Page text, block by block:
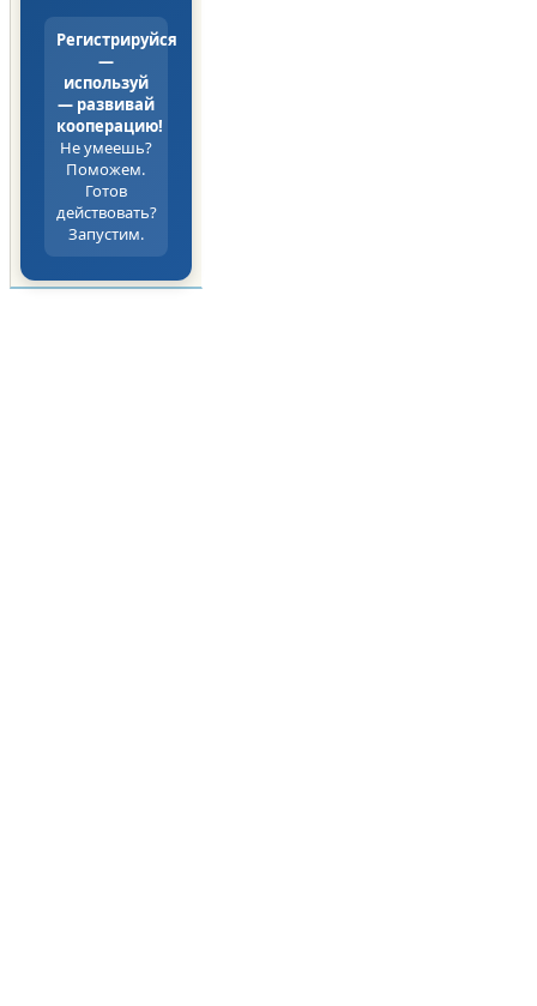
Регистрируйся
—
используй
— развивай
кооперацию!
Не умеешь?
Поможем.
Готов
действовать?
Запустим.